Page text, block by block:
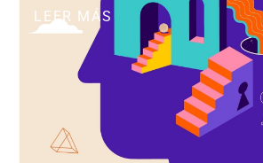
LEER MÁS